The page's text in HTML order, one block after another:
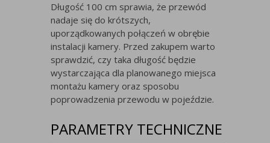
Długość 100 cm sprawia, że przewód
nadaje się do krótszych,
uporządkowanych połączeń w obrębie
instalacji kamery. Przed zakupem warto
sprawdzić, czy taka długość będzie
wystarczająca dla planowanego miejsca
montażu kamery oraz sposobu
poprowadzenia przewodu w pojeździe.
PARAMETRY TECHNICZNE